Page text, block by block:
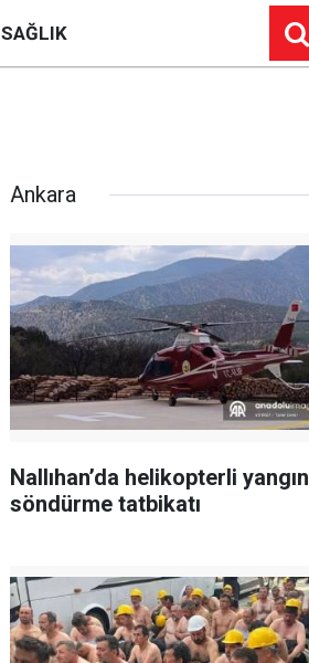
SAĞLIK
Ankara
Nallıhan’da helikopterli yangın
söndürme tatbikatı